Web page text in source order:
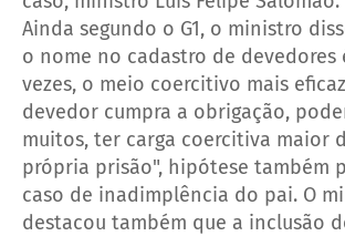
Ainda segundo o G1, o ministro
o nome no cadastro de devedores
vezes, o meio coercitivo mais
devedor cumpra a obrigação,
muitos, ter carga coercitiva maior
própria prisão", hipótese também
caso de inadimplência do pai. O
destacou também que a inclusão